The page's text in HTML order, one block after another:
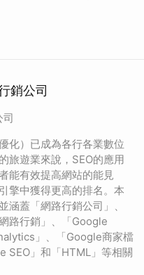
銷公司
化）已成為各行各業數位
旅遊業來說，SEO的應用
能有效提高網站的能見
擎中獲得更高的排名。本
涵蓋「網路行銷公司」、
路行銷」、「Google
」、「Google商家檔
SEO」和「HTML」等相關